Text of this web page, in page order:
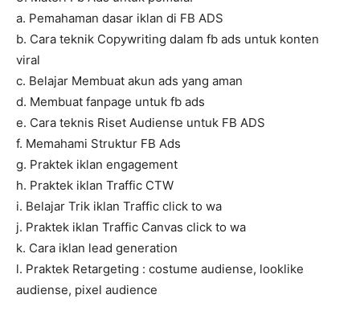
a. Pemahaman dasar iklan di FB ADS
b. Cara teknik Copywriting dalam fb ads untuk konten
viral
c. Belajar Membuat akun ads yang aman
d. Membuat fanpage untuk fb ads
e. Cara teknis Riset Audiense untuk FB ADS
f. Memahami Struktur FB Ads
g. Praktek iklan engagement
h. Praktek iklan Traffic CTW
i. Belajar Trik iklan Traffic click to wa
j. Praktek iklan Traffic Canvas click to wa
k. Cara iklan lead generation
l. Praktek Retargeting : costume audiense, looklike
audiense, pixel audience